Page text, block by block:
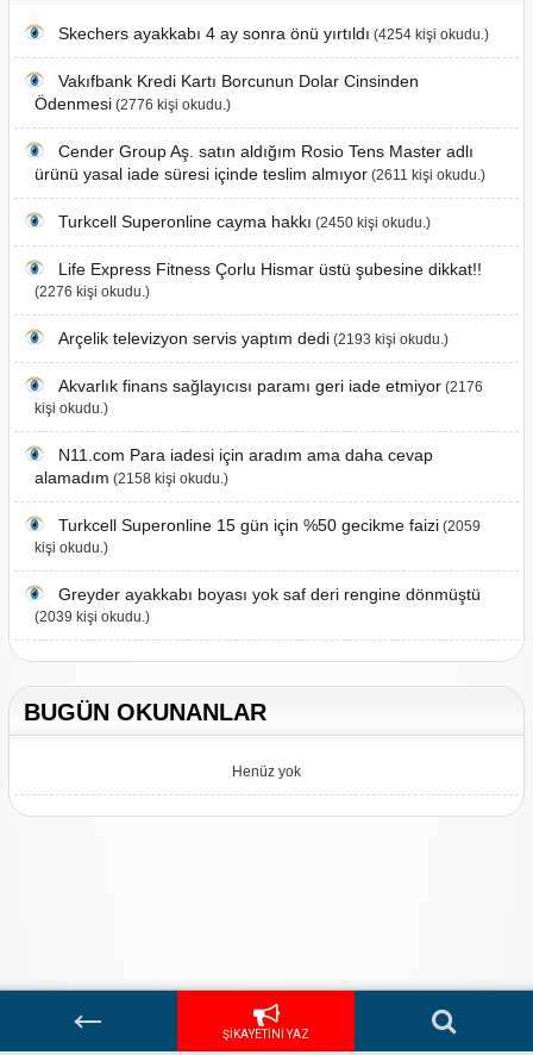
Skechers ayakkabı 4 ay sonra önü yırtıldı (4254 kişi okudu.)
Vakıfbank Kredi Kartı Borcunun Dolar Cinsinden
Ödenmesi(2776 kişi okudu.)
Cender Group Aş. satın aldığım Rosio Tens Master adlı
ürünü yasal iade süresi içinde teslim almıyor(2611 kişi okudu.)
Turkcell Superonline cayma hakkı (2450 kişi okudu.)
Life Express Fitness Çorlu Hismar üstü şubesine dikkat!!
(2276 kişi okudu.)
Arçelik televizyon servis yaptım dedi(2193 kişi okudu.)
Akvarlık finans sağlayıcısı paramı geri iade etmiyor(2176
kişi okudu.)
N11.com Para iadesi için aradım ama daha cevap
alamadım (2158 kişi okudu.)
Turkcell Superonline 15 gün için %50 gecikme faizi(2059
kişi okudu.)
Greyder ayakkabı boyası yok saf deri rengine dönmüştü
(2039 kişi okudu.)
BUGÜN OKUNANLAR
Henüz yok
Hakkımızda/Firma Adres Bulma/Yardım/Bize Yazın